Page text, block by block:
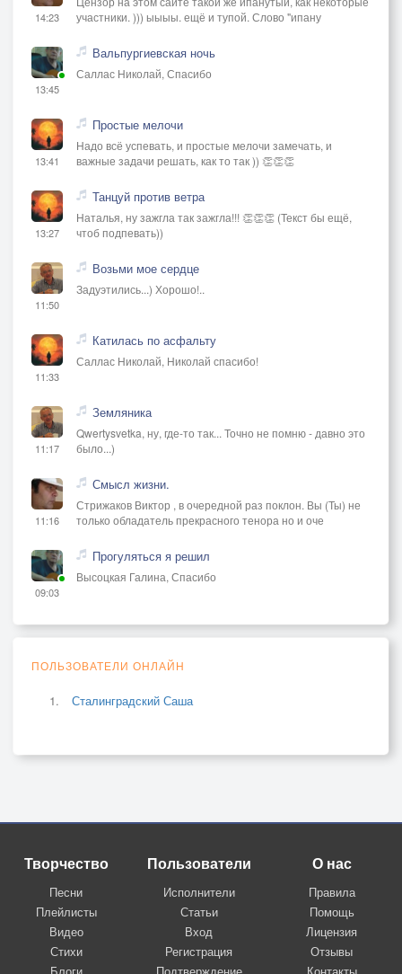
14:23
участники. ))) ыыыы. ещё и тупой. Слово "ипану
13:45
Вальпургиевская ночь
Саллас Николай, Спасибо
13:41
Простые мелочи
Надо всё успевать, и простые мелочи замечать, и
важные задачи решать, как то так )) 👏👏👏
13:27
Танцуй против ветра
Наталья, ну зажгла так зажгла!!! 👏👏👏 (Текст бы ещё,
чтоб подпевать))
11:50
Возьми мое сердце
Задуэтились...) Хорошо!..
11:33
Катилась по асфальту
Саллас Николай, Николай спасибо!
11:17
Земляника
Qwertysvetka, ну, где-то так... Точно не помню - давно это
было...)
11:16
Смысл жизни.
Стрижаков Виктор , в очередной раз поклон. Вы (Ты) не
только обладатель прекрасного тенора но и оче
09:03
Прогуляться я решил
Высоцкая Галина, Спасибо
ПОЛЬЗОВАТЕЛИ ОНЛАЙН
Сталинградский Саша
Творчество
Песни
Плейлисты
Видео
Стихи
Пользователи
Исполнители
Статьи
Вход
Регистрация
О нас
Правила
Помощь
Лицензия
Отзывы